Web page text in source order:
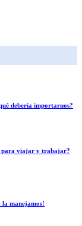
debería importarnos?
para viajar y trabajar?
la manejamos!